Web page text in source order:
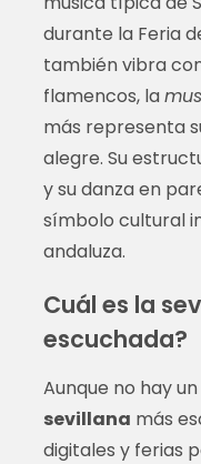
durante la Feria
también vibra
flamencos, la
más representa
alegre. Su
y su danza en
símbolo cultural
andaluza.
Cuál es la
escuchada?
Aunque no hay
sevillana más
digitales y ferias